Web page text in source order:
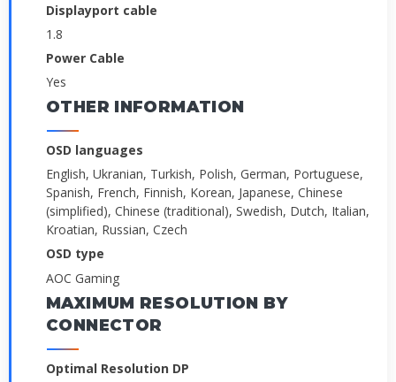
Displayport cable
1.8
Power Cable
Yes
OTHER INFORMATION
OSD languages
English, Ukranian, Turkish, Polish, German, Portuguese,
Spanish, French, Finnish, Korean, Japanese, Chinese
(simplified), Chinese (traditional), Swedish, Dutch, Italian,
Kroatian, Russian, Czech
OSD type
AOC Gaming
MAXIMUM RESOLUTION BY
CONNECTOR
Optimal Resolution DP